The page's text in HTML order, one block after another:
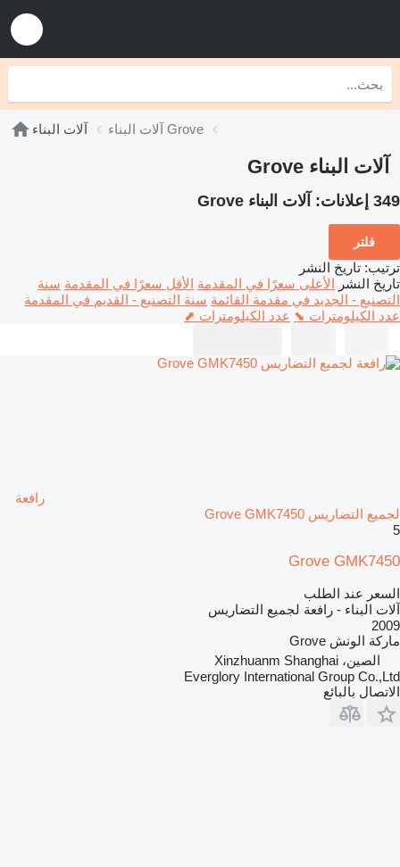
آلات البناء آلات البناء Grove
آلات البناء Grove
349 إعلانات: آلات البناء Grove
فلتر
ترتيب: تاريخ النشر
تاريخ النشر الأعلى سعرًا في المقدمة الأقل سعرًا في المقدمة سنة
التصنيع - الجديد في مقدمة القائمة سنة التصنيع - القديم في المقدمة
عدد الكيلومترات ⬊ عدد الكيلومترات ⬈
رافعة
لجميع التضاريس Grove GMK7450
5
Grove GMK7450
السعر عند الطلب
آلات البناء - رافعة لجميع التضاريس
2009
ماركة الونش Grove
الصين، Xinzhuanm Shanghai
Everglory International Group Co.,Ltd
الاتصال بالبائع